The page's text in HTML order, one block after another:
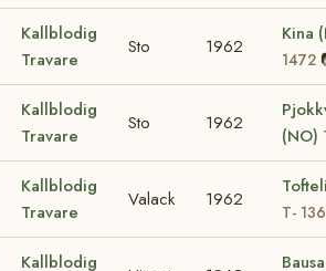
Kallblodig
Travare
Sto 1962
Kina
1472
Kallblodig
Travare
Sto 1962
(NO)
Kallblodig
Travare
Valack 1962
T-
Kallblodig